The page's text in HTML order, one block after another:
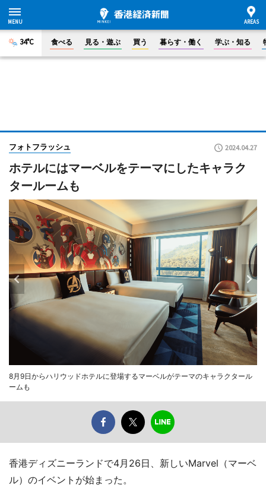
34°C 食べる 見る・遊ぶ 買う 暮らす・働く 学ぶ・知る
フォトフラッシュ 2024.04.27
ホテルにはマーベルをテーマにしたキャラク
タールームも
8月9日からハリウッドホテルに登場するマーベルがテーマのキャラクタール
ームも
香港ディズニーランドで4月26日、新しいMarvel（マーベ
ル）のイベントが始まった。